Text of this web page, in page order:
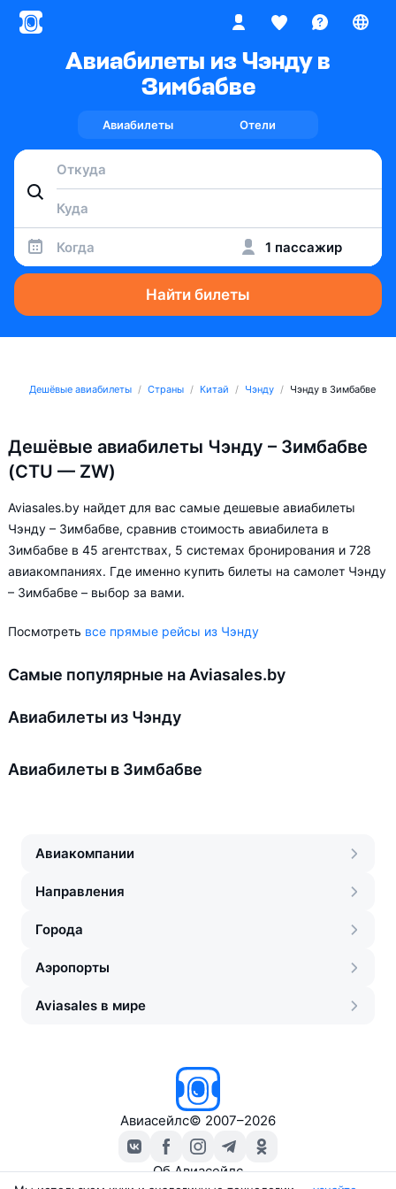
Авиабилеты из Чэнду в
Зимбабве
Авиабилеты Отели
Когда 1 пассажир
Найти билеты
Дешёвые авиабилеты Страны Китай Чэнду Чэнду в Зимбабве
Дешёвые авиабилеты Чэнду – Зимбабве
(CTU — ZW)
Aviasales.by найдет для вас самые дешевые авиабилеты
Чэнду – Зимбабве, сравнив стоимость авиабилета в
Зимбабве в 45 агентствах, 5 системах бронирования и 728
авиакомпаниях. Где именно купить билеты на самолет Чэнду
– Зимбабве – выбор за вами.
Посмотреть все прямые рейсы из Чэнду
Самые популярные на Aviasales.by
Авиабилеты из Чэнду
Авиабилеты в Зимбабве
Авиакомпании
Направления
Города
Аэропорты
Aviasales в мире
Авиасейлс© 2007–2026
Об Авиасейлс